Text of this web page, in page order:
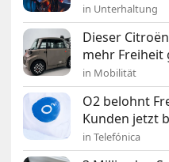
in Unterhaltung
Dieser
mehr Freiheit
in Mobilität
O2 belohnt
Kunden jetzt
in Telefónica